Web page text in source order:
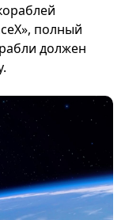
полный
должен